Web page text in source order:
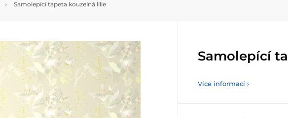
Samolepící tapeta kouzelná lilie
Samolepící
Více informací ›